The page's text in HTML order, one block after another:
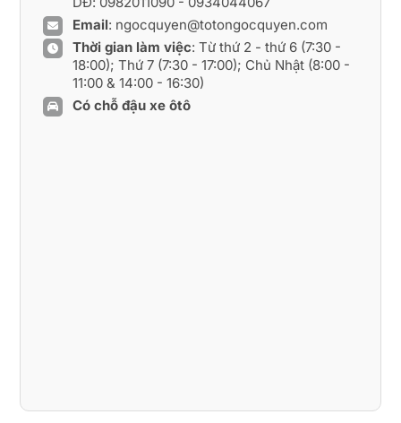
Email: ngocquyen@totongocquyen.com
Thời gian làm việc: Từ thứ 2 - thứ 6 (7:30 -
18:00); Thứ 7 (7:30 - 17:00); Chủ Nhật (8:00 -
11:00 & 14:00 - 16:30)
Có chỗ đậu xe ôtô